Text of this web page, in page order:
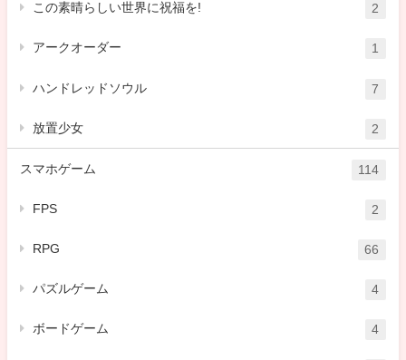
この素晴らしい世界に祝福を! 2
アークオーダー 1
ハンドレッドソウル 7
放置少女 2
スマホゲーム 114
FPS 2
RPG 66
パズルゲーム 4
ボードゲーム 4